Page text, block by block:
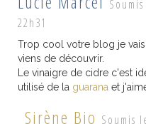
22h31
Trop cool votre blog je
viens de découvrir.
Le vinaigre de cidre c'est
utilisé de la guarana et
Sirène Bio Soumis